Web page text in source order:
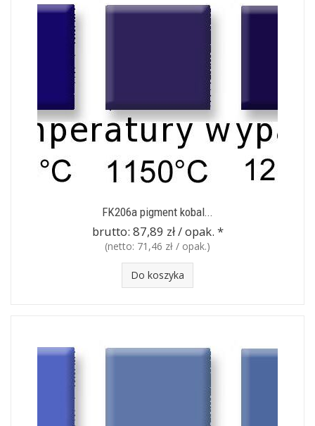
FK206a pigment kobal...
brutto: 87,89 zł / opak. *
(netto: 71,46 zł / opak.)
Do koszyka